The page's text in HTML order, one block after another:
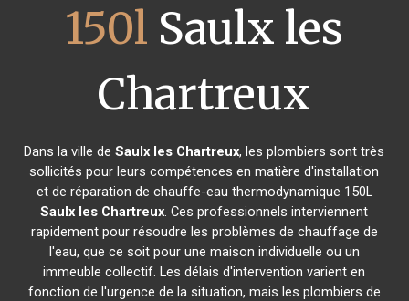
150l Saulx les
Chartreux
Dans la ville deSaulx les Chartreux, les plombiers sont très
sollicités pour leurs compétences en matière d'installation
et de réparation de chauffe-eau thermodynamique 150L
Saulx les Chartreux. Ces professionnels interviennent
rapidement pour résoudre les problèmes de chauffage de
l'eau, que ce soit pour une maison individuelle ou un
immeuble collectif. Les délais d'intervention varient en
fonction de l'urgence de la situation, mais les plombiers de